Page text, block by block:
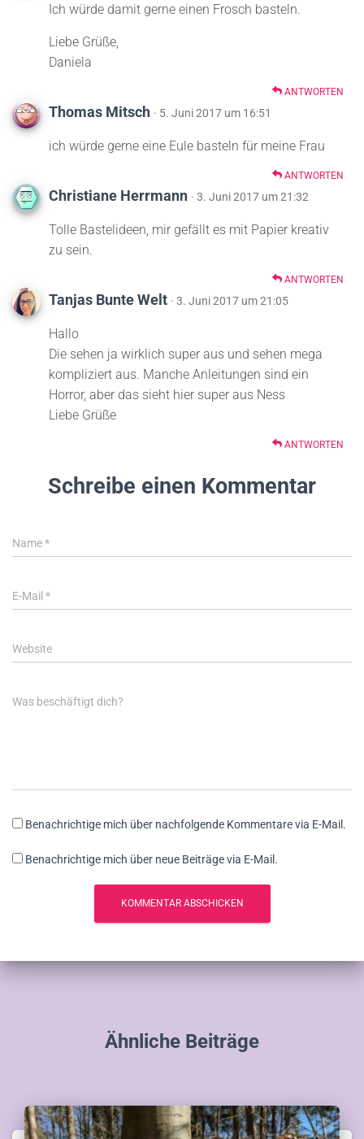
Ich würde damit gerne einen Frosch basteln.
Liebe Grüße,
Daniela
ANTWORTEN
Thomas Mitsch · 5. Juni 2017 um 16:51
ich würde gerne eine Eule basteln für meine Frau
ANTWORTEN
Christiane Herrmann · 3. Juni 2017 um 21:32
Tolle Bastelideen, mir gefällt es mit Papier kreativ
zu sein.
ANTWORTEN
Tanjas Bunte Welt · 3. Juni 2017 um 21:05
Hallo
Die sehen ja wirklich super aus und sehen mega
kompliziert aus. Manche Anleitungen sind ein
Horror, aber das sieht hier super aus Ness
Liebe Grüße
ANTWORTEN
Schreibe einen Kommentar
Name*
E-Mail *
Website
Was beschäftigt dich?
Benachrichtige mich über nachfolgende Kommentare via E-Mail.
Benachrichtige mich über neue Beiträge via E-Mail.
Ähnliche Beiträge